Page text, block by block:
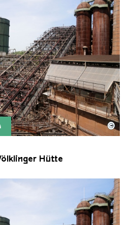
der Völklinger Hütte mit
Völklinger Hütte | Karl
©
Hütte